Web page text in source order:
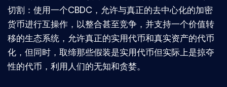
切割：使用一个CBDC，允许与真正的去中心化的加密
货币进行互操作，以整合甚至竞争，并支持一个价值转
移的生态系统，允许真正的实用代币和真实资产的代币
化，但同时，取缔那些假装是实用代币但实际上是掠夺
性的代币，利用人们的无知和贪婪。